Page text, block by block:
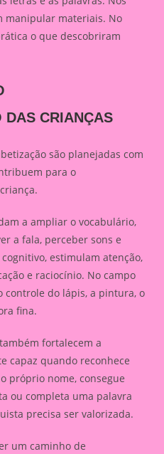
manipular materiais. No
o que descobriram
DAS CRIANÇAS
são planejadas com
para o
a ampliar o vocabulário,
a fala, perceber sons e
estimulam atenção,
e raciocínio. No campo
controle do lápis, a pintura, o
fina.
fortalecem a
capaz quando reconhece
próprio nome, consegue
ou completa uma palavra
precisa ser valorizada.
um caminho de